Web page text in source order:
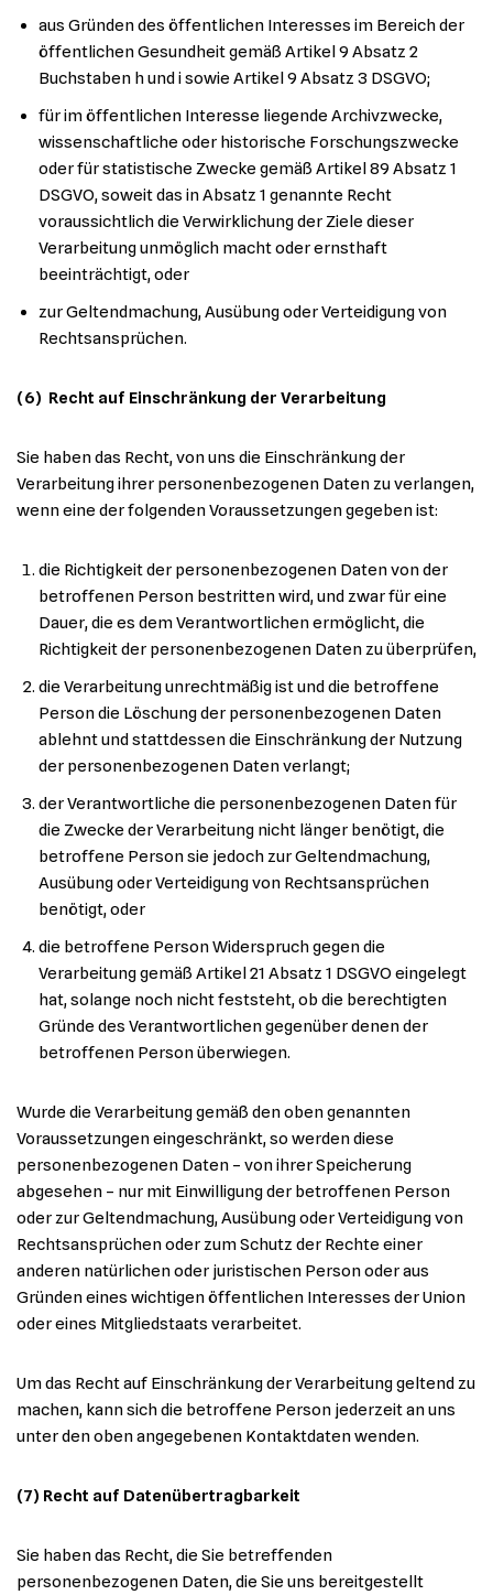
aus Gründen des öffentlichen Interesses im Bereich der
öffentlichen Gesundheit gemäß Artikel 9 Absatz 2
Buchstaben h und i sowie Artikel 9 Absatz 3 DSGVO;
für im öffentlichen Interesse liegende Archivzwecke,
wissenschaftliche oder historische Forschungszwecke
oder für statistische Zwecke gemäß Artikel 89 Absatz 1
DSGVO, soweit das in Absatz 1 genannte Recht
voraussichtlich die Verwirklichung der Ziele dieser
Verarbeitung unmöglich macht oder ernsthaft
beeinträchtigt, oder
zur Geltendmachung, Ausübung oder Verteidigung von
Rechtsansprüchen.
(6) Recht auf Einschränkung der Verarbeitung
Sie haben das Recht, von uns die Einschränkung der
Verarbeitung ihrer personenbezogenen Daten zu verlangen,
wenn eine der folgenden Voraussetzungen gegeben ist:
die Richtigkeit der personenbezogenen Daten von der
betroffenen Person bestritten wird, und zwar für eine
Dauer, die es dem Verantwortlichen ermöglicht, die
Richtigkeit der personenbezogenen Daten zu überprüfen,
die Verarbeitung unrechtmäßig ist und die betroffene
Person die Löschung der personenbezogenen Daten
ablehnt und stattdessen die Einschränkung der Nutzung
der personenbezogenen Daten verlangt;
der Verantwortliche die personenbezogenen Daten für
die Zwecke der Verarbeitung nicht länger benötigt, die
betroffene Person sie jedoch zur Geltendmachung,
Ausübung oder Verteidigung von Rechtsansprüchen
benötigt, oder
die betroffene Person Widerspruch gegen die
Verarbeitung gemäß Artikel 21 Absatz 1 DSGVO eingelegt
hat, solange noch nicht feststeht, ob die berechtigten
Gründe des Verantwortlichen gegenüber denen der
betroffenen Person überwiegen.
Wurde die Verarbeitung gemäß den oben genannten
Voraussetzungen eingeschränkt, so werden diese
personenbezogenen Daten – von ihrer Speicherung
abgesehen – nur mit Einwilligung der betroffenen Person
oder zur Geltendmachung, Ausübung oder Verteidigung von
Rechtsansprüchen oder zum Schutz der Rechte einer
anderen natürlichen oder juristischen Person oder aus
Gründen eines wichtigen öffentlichen Interesses der Union
oder eines Mitgliedstaats verarbeitet.
Um das Recht auf Einschränkung der Verarbeitung geltend zu
machen, kann sich die betroffene Person jederzeit an uns
unter den oben angegebenen Kontaktdaten wenden.
(7) Recht auf Datenübertragbarkeit
Sie haben das Recht, die Sie betreffenden
personenbezogenen Daten, die Sie uns bereitgestellt